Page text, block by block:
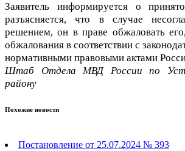
Заявитель информируется о
разъясняется, что в случае
решением, он в праве обжаловать
обжалования в соответствии с
нормативными правовыми актами
Штаб Отдела МВД России по
району
Похожие новости
Постановление от 25.07.2024 № 393